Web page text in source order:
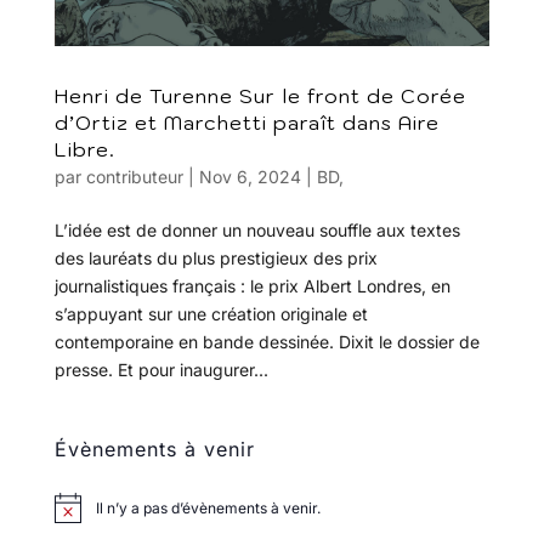
Henri de Turenne Sur le front de Corée
d’Ortiz et Marchetti paraît dans Aire
Libre.
par contributeur| Nov 6, 2024| BD,
L’idée est de donner un nouveau souffle aux textes
des lauréats du plus prestigieux des prix
journalistiques français : le prix Albert Londres, en
s’appuyant sur une création originale et
contemporaine en bande dessinée. Dixit le dossier de
presse. Et pour inaugurer...
Évènements à venir
Il n’y a pas d’évènements à venir.